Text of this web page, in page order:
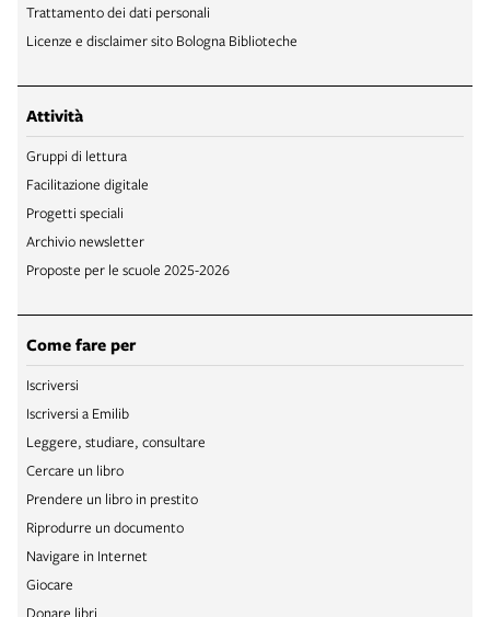
Trattamento dei dati personali
Licenze e disclaimer sito Bologna Biblioteche
Attività
Gruppi di lettura
Facilitazione digitale
Progetti speciali
Archivio newsletter
Proposte per le scuole 2025-2026
Come fare per
Iscriversi
Iscriversi a Emilib
Leggere, studiare, consultare
Cercare un libro
Prendere un libro in prestito
Riprodurre un documento
Navigare in Internet
Giocare
Donare libri